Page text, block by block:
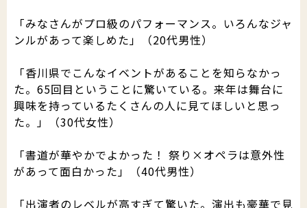
「みなさんがプロ級のパフォーマンス。いろんなジャ
ンルがあって楽しめた」（20代男性）
「香川県でこんなイベントがあることを知らなかっ
た。65回目ということに驚いている。来年は舞台に
興味を持っているたくさんの人に見てほしいと思っ
た。」（30代女性）
「書道が華やかでよかった！ 祭り×オペラは意外性
があって面白かった」（40代男性）
「出演者のレベルが高すぎて驚いた。演出も豪華で見